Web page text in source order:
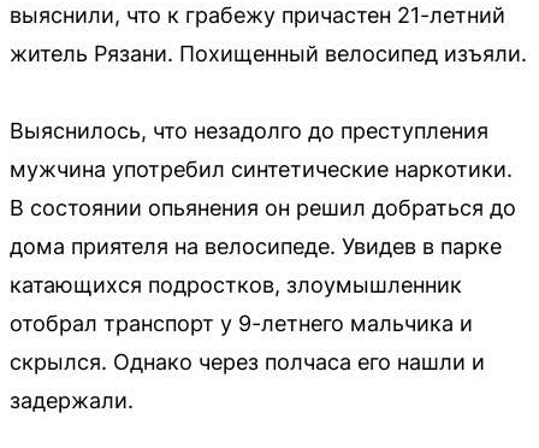
выяснили, что к грабежу причастен 21-летний
житель Рязани. Похищенный велосипед изъяли.
Выяснилось, что незадолго до преступления
мужчина употребил синтетические наркотики.
В состоянии опьянения он решил добраться до
дома приятеля на велосипеде. Увидев в парке
катающихся подростков, злоумышленник
отобрал транспорт у 9-летнего мальчика и
скрылся. Однако через полчаса его нашли и
задержали.